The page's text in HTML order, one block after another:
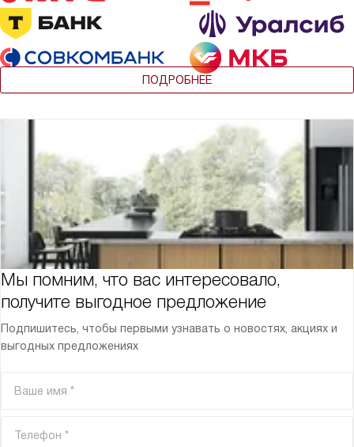
ПОДРОБНЕЕ
Мы помним, что вас интересовало,
получите выгодное предложение
Подпишитесь, чтобы первыми узнавать о новостях, акциях и
выгодных предложениях